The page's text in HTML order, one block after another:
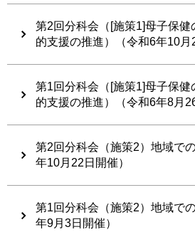
第2回分科会（[施策1]母子保健
的支援の推進）（令和6年10月
第1回分科会（[施策1]母子保健
的支援の推進）（令和6年8月
第2回分科会（施策2）地域で
年10月22日開催）
第1回分科会（施策2）地域で
年9月3日開催）